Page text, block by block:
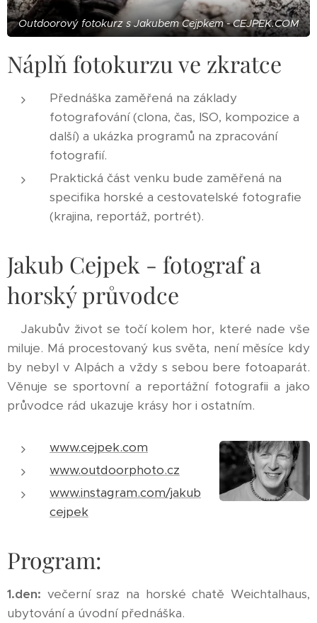
Outdoorový fotokurz s Jakubem Cejpkem - CEJPEK.COM
Náplň fotokurzu ve zkratce
Přednáška zaměřená na základy
fotografování (clona, čas, ISO, kompozice a
další) a ukázka programů na zpracování
fotografií.
Praktická část venku bude zaměřená na
specifika horské a cestovatelské fotografie
(krajina, reportáž, portrét).
Jakub Cejpek - fotograf a
horský průvodce
Jakubův život se točí kolem hor, které nade vše
miluje. Má procestovaný kus světa, není měsíce kdy
by nebyl v Alpách a vždy s sebou bere fotoaparát.
Věnuje se sportovní a reportážní fotografii a jako
průvodce rád ukazuje krásy hor i ostatním.
www.cejpek.com
www.outdoorphoto.cz
www.instagram.com/jakub
cejpek
Program:
1.den: večerní sraz na horské chatě Weichtalhaus,
ubytování a úvodní přednáška.